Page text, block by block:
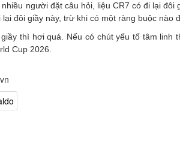
người đặt câu hỏi, liệu CR7 có đi lại
lại đôi giầy này, trừ khi có một ràng buộc nào
thì hơi quá. Nếu có chút yếu tố tâm
Cup 2026.